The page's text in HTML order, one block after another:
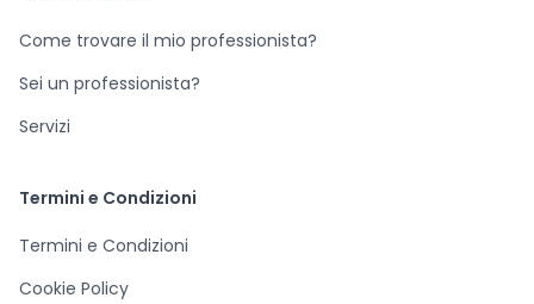
Come trovare il mio professionista?
Sei un professionista?
Servizi
Termini e Condizioni
Termini e Condizioni
Cookie Policy